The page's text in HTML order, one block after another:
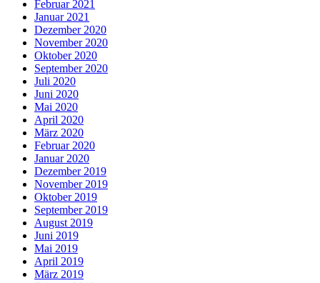
Februar 2021
Januar 2021
Dezember 2020
November 2020
Oktober 2020
September 2020
Juli 2020
Juni 2020
Mai 2020
April 2020
März 2020
Februar 2020
Januar 2020
Dezember 2019
November 2019
Oktober 2019
September 2019
August 2019
Juni 2019
Mai 2019
April 2019
März 2019